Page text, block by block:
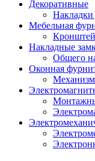
Декоративные
Мебельная
Накладные
Общего
Оконная